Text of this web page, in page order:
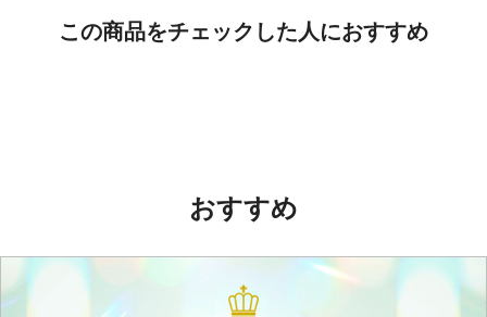
この商品をチェックした人におすすめ
おすすめ